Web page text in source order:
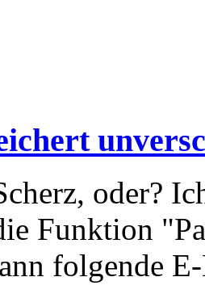
oder?
Funktion
folgende